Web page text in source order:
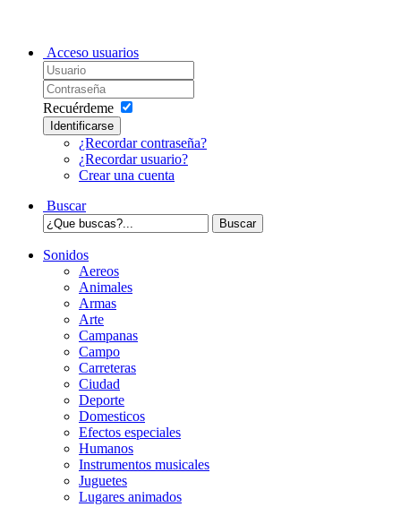
Acceso usuarios
Recuérdeme
Identificarse
¿Recordar contraseña?
¿Recordar usuario?
Crear una cuenta
Buscar
Sonidos
Aereos
Animales
Armas
Arte
Campanas
Campo
Carreteras
Ciudad
Deporte
Domesticos
Efectos especiales
Humanos
Instrumentos musicales
Juguetes
Lugares animados